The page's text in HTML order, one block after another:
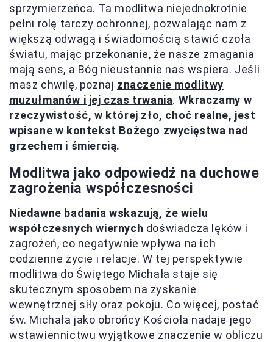
sprzymierzeńca. Ta modlitwa niejednokrotnie
pełni rolę tarczy ochronnej, pozwalając nam z
większą odwagą i świadomością stawić czoła
światu, mając przekonanie, że nasze zmagania
mają sens, a Bóg nieustannie nas wspiera. Jeśli
masz chwilę, poznaj znaczenie modlitwy
muzułmanów i jej czas trwania. Wkraczamy w
rzeczywistość, w której zło, choć realne, jest
wpisane w kontekst Bożego zwycięstwa nad
grzechem i śmiercią.
Modlitwa jako odpowiedź na duchowe
zagrożenia współczesności
Niedawne badania wskazują, że wielu
współczesnych wiernych doświadcza lęków i
zagrożeń, co negatywnie wpływa na ich
codzienne życie i relacje. W tej perspektywie
modlitwa do Świętego Michała staje się
skutecznym sposobem na zyskanie
wewnętrznej siły oraz pokoju. Co więcej, postać
św. Michała jako obrońcy Kościoła nadaje jego
wstawiennictwu wyjątkowe znaczenie w obliczu